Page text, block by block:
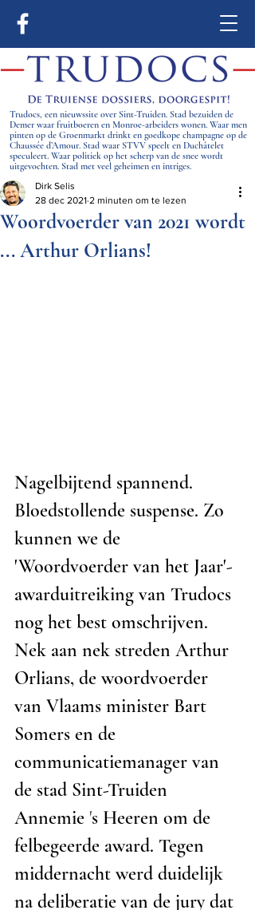
Trudocs, een nieuwssite over Sint-Truiden. Stad bezuiden de
Demer waar fruitboeren en Monroe-arbeiders wonen. Waar men
pinten op de Groenmarkt drinkt en goedkope champagne op de
Chaussée d’Amour. Stad waar STVV speelt en Duchâtelet
speculeert. Waar politiek op het scherp van de snee wordt
uitgevochten. Stad met veel geheimen en intriges.
Woordvoerder van 2021 wordt
... Arthur Orlians!
Dirk Selis
28 dec 2021 2 minuten om te lezen
Nagelbijtend spannend.
Bloedstollende suspense. Zo
kunnen we de
'Woordvoerder van het Jaar'-
awarduitreiking van Trudocs
nog het best omschrijven.
Nek aan nek streden Arthur
Orlians, de woordvoerder
van Vlaams minister Bart
Somers en de
communicatiemanager van
de stad Sint-Truiden
Annemie 's Heeren om de
felbegeerde award. Tegen
middernacht werd duidelijk
na deliberatie van de jury dat